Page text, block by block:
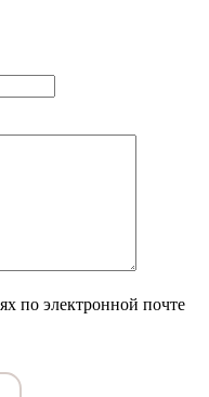
по электронной почте